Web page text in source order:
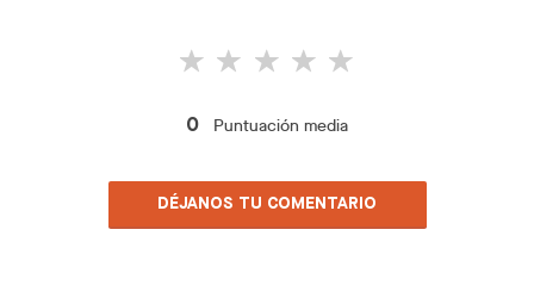
0 Puntuación media
DÉJANOS TU COMENTARIO